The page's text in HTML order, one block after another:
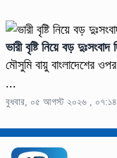
ভারী বৃষ্টি নিয়ে বড়
মৌসুমি বায়ু বাংলাদেশের
...
বুধবার, ০৫ আগস্ট ২০২৬ ,